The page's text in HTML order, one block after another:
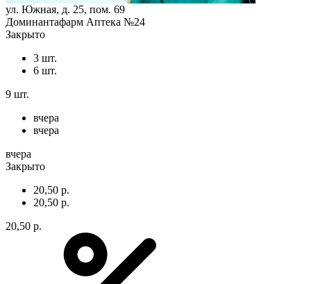
ул. Южная, д. 25, пом. 69
Доминантафарм Аптека №24
Закрыто
3 шт.
6 шт.
9 шт.
вчера
вчера
вчера
Закрыто
20,50 р.
20,50 р.
20,50 р.